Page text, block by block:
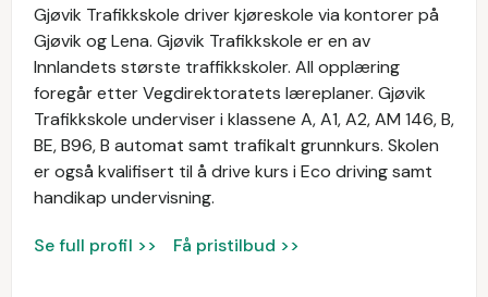
Gjøvik Trafikkskole driver kjøreskole via kontorer på
Gjøvik og Lena. Gjøvik Trafikkskole er en av
Innlandets største traffikkskoler. All opplæring
foregår etter Vegdirektoratets læreplaner. Gjøvik
Trafikkskole underviser i klassene A, A1, A2, AM 146, B,
BE, B96, B automat samt trafikalt grunnkurs. Skolen
er også kvalifisert til å drive kurs i Eco driving samt
handikap undervisning.
Se full profil >> Få pristilbud >>